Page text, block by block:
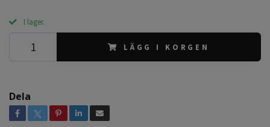
I lager.
LÄGG I KORGEN
Dela